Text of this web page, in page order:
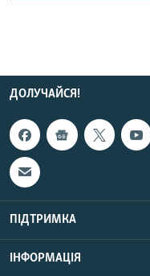
ДОЛУЧАЙСЯ!
ПІДТРИМКА
ІНФОРМАЦІЯ